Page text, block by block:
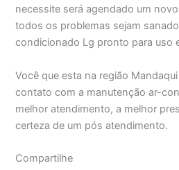
necessite será agendado um
todos os problemas sejam
condicionado Lg pronto para uso
Você que esta na região
contato com a manutenção ar-
melhor atendimento, a melhor
certeza de um pós atendimento.
Compartilhe